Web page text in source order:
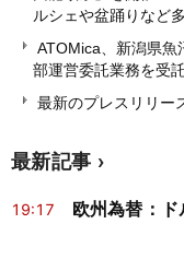
ルシェや盆踊りなど
ATOMica、新潟県魚
部運営委託業務を受託
最新のプレスリリー
最新記事
19:17 欧州為替：